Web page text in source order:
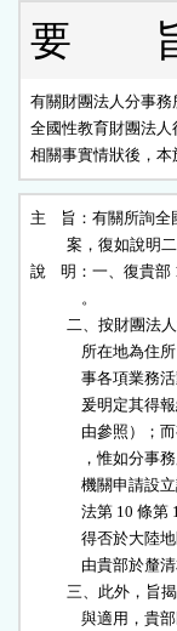
要 旨
有關財團法人分事
全國性教育財團法
相關事實情狀後，
主    旨：有關所詢
案，復如說
說    明：一、復貴部
              。
二、按財
所在
事各
爰明
由參
，惟
機關
法第 10
得否
由貴部
三、此外
與適